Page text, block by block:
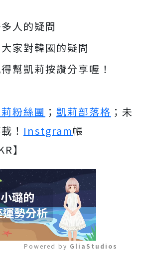
人的疑問
家對韓國的疑問
幫凱莉按讚分享喔！
粉絲團 ； 凱莉部落格 ；未
！ Instgram帳
】
Powered by GliaStudios